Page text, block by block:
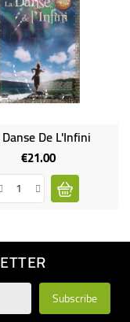
De L'Infini
€21.00Price